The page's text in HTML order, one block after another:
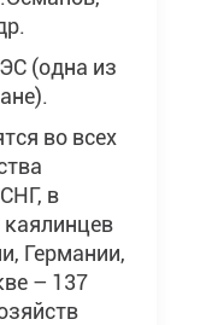
(одна из
во всех
в
Германии,
– 137